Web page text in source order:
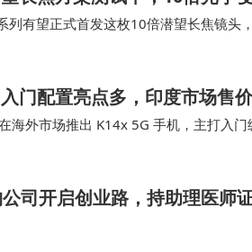
有望正式首发这枚10倍潜望长焦镜头
学品质的同时，也极大地提升了手机在
门配置亮点多，印度市场售
海外市场推出 K14x 5G 手机，主打入
这款产品的尺寸…
司开启创业路，持助理医师